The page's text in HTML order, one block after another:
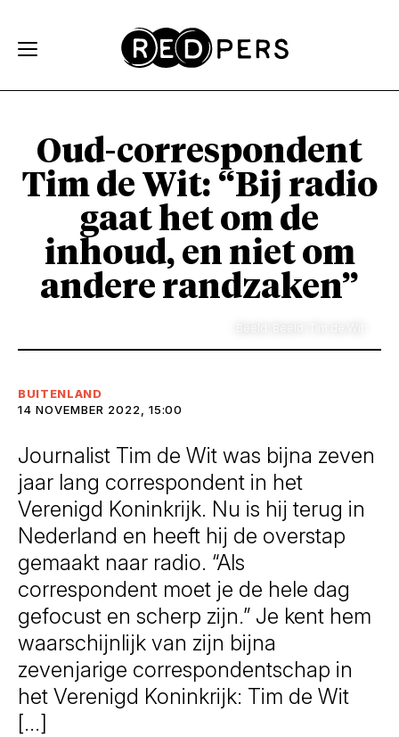
Oud-correspondent
Tim de Wit: “Bij radio
gaat het om de
inhoud, en niet om
andere randzaken”
BUITENLAND
14 NOVEMBER 2022, 15:00
Journalist Tim de Wit was bijna zeven
jaar lang correspondent in het
Verenigd Koninkrijk. Nu is hij terug in
Nederland en heeft hij de overstap
gemaakt naar radio. “Als
correspondent moet je de hele dag
gefocust en scherp zijn.” Je kent hem
waarschijnlijk van zijn bijna
zevenjarige correspondentschap in
het Verenigd Koninkrijk: Tim de Wit
[…]